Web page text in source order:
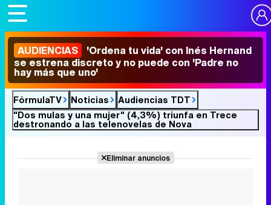
AUDIENCIAS 'Ordena tu vida' con Inés Hernand
se estrena discreto y no puede con 'Padre no
hay más que uno'
FórmulaTV Noticias
Audiencias TDT
"Dos mulas y una mujer" (4,3%) triunfa en Trece
destronando a las telenovelas de Nova
Eliminar anuncios